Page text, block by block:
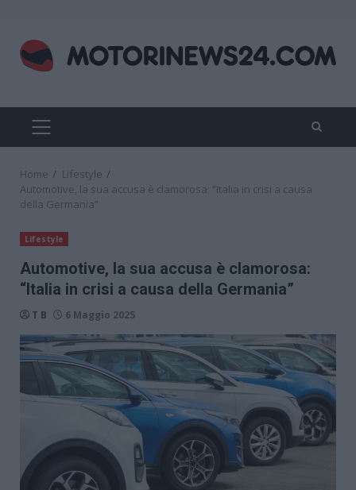
content
PRIMARY
MENU
Home
Lifestyle
Automotive, la sua accusa è clamorosa: “Italia in crisi a causa
della Germania”
Lifestyle
Automotive, la sua accusa è clamorosa:
“Italia in crisi a causa della Germania”
T B 6 Maggio 2025